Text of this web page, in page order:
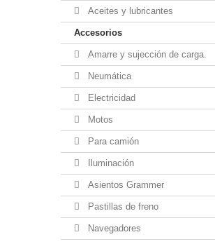
Aceites y lubricantes
Accesorios
Amarre y sujección de carga.
Neumática
Electricidad
Motos
Para camión
Iluminación
Asientos Grammer
Pastillas de freno
Navegadores